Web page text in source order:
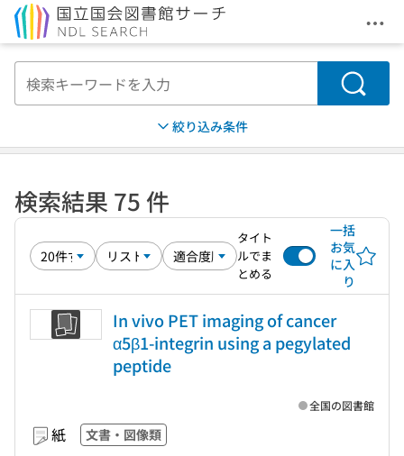
メ
検索
絞り込み条件
検索結果 75 件
タイト
ルでま
とめる
一括
お気
に入
り
In vivo PET imaging of cancer
α5β1-integrin using a pegylated
peptide
紙 文書・図像類
全国の図書館